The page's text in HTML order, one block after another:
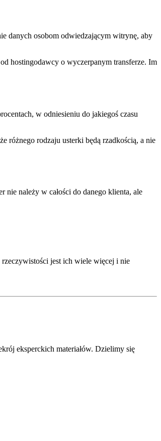
danych osobom odwiedzającym witrynę, aby
hostingodawcy o wyczerpanym transferze. Im
w odniesieniu do jakiegoś czasu
różnego rodzaju usterki będą rzadkością, a nie
należy w całości do danego klienta, ale
jest ich wiele więcej i nie
eksperckich materiałów. Dzielimy się